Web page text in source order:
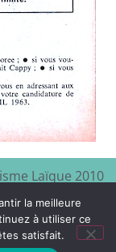
Laïque 2010
légales et
la meilleure
à utiliser ce
satisfait.